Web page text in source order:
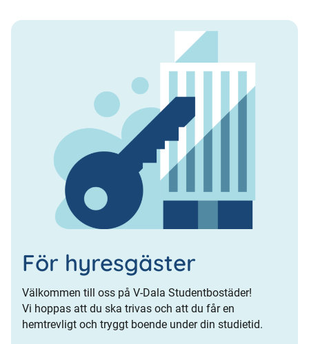
För hyresgäster
Välkommen till oss på V-Dala Studentbostäder!
Vi hoppas att du ska trivas och att du får en
hemtrevligt och tryggt boende under din studietid.